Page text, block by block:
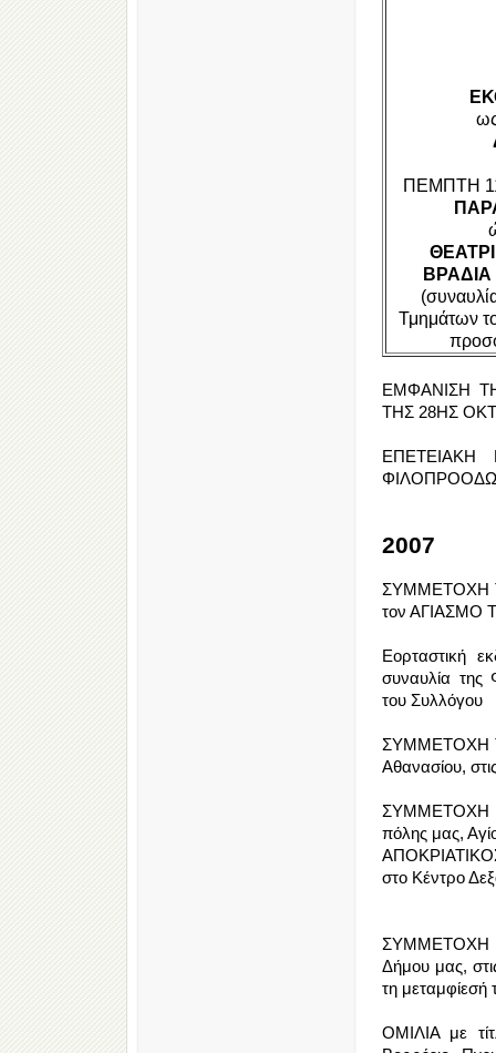
ΠΕΜΠΤΗ
ΒΡΑΔΙΑ
Τμημάτων
ΕΜΦΑΝΙΣΗ
ΤΗΣ 28ΗΣ
2007
ΣΥΜΜΕΤΟΧΗ
τον ΑΓΙΑΣΜΟ
Εορταστική
συναυλία της
του Συλλόγου
ΣΥΜΜΕΤΟΧΗ
Αθανασίου,
ΣΥΜΜΕΤΟΧΗ
πόλης μας,
στο Κέντρο
ΣΥΜΜΕΤΟΧΗ
Δήμου μας,
τη μεταμφίεσή
ΟΜΙΛΙΑ με